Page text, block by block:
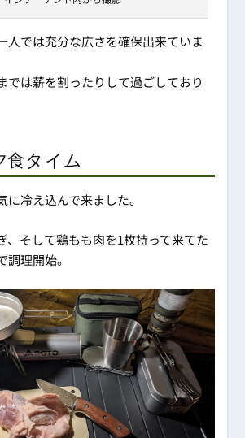
人では充分な広さを確保出来ていま
では薪を割ったりして過ごしており
タイム
に冷え込んで来ました。
、そして鶏もも肉を1枚持って来てた
理開始。